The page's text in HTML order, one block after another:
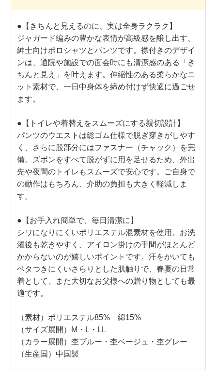
●【きちんと見えるのに、実は全身ラクラク】
ジャガード編みの豊かな表情が高級感を醸し出す、
紳士向けポロシャツとパンツです。襟付きのデザイ
ンは、通院や施設での面会時にも清潔感のある「き
ちんと見え」を叶えます。伸縮性のある柔らかなニ
ット素材で、一日中身体を締め付けず快適に過ごせ
ます。
●【トイレや着替えをスムーズにする親切設計】
パンツのウエストは総ゴム仕様で脱ぎ穿きがしやす
く、さらに股部分にはファスナー（チャック）を完
備。ズボンをすべて脱がずに用を足せるため、外出
先や夜間のトイレもスムーズで安心です。ご自身で
の動作はもちろん、介助の負担も大きく軽減しま
す。
●【お手入れ簡単で、毎日清潔に】
シワになりにくいポリエステル混素材を使用。お洗
濯後も乾きやすく、アイロン掛けの手間がほとんど
かからないのが嬉しいポイントです。汗をかいても
ベタつきにくいさらりとした肌触りで、春夏の日常
着として、また大切なお父様への贈り物としても最
適です。
（素材）ポリエステル85% 綿15%
（サイズ展開）M・L・LL
（カラー展開）杢ブルー・杢ベージュ・杢グレー
（生産国）中国製